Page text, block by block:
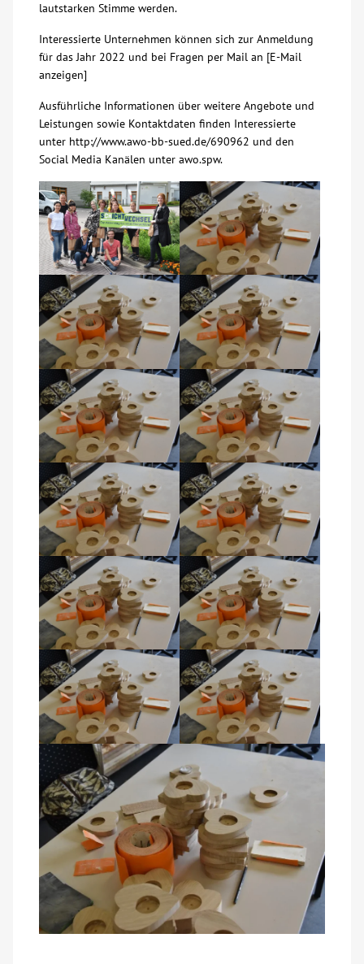
lautstarken Stimme werden.
Interessierte Unternehmen können sich zur Anmeldung
für das Jahr 2022 und bei Fragen per Mail an [E-Mail
anzeigen]
Ausführliche Informationen über weitere Angebote und
Leistungen sowie Kontaktdaten finden Interessierte
unter http://www.awo-bb-sued.de/690962 und den
Social Media Kanälen unter awo.spw.